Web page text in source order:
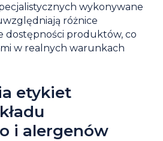
wykonywane
różnice
dostępności produktów, co
w realnych warunkach
etykiet
i alergenów